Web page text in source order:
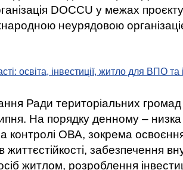
DOCCU у межах
неурядовою
освіта, інвестиції, житло для ВПО
Ради територіальних громад
На порядку денному –
контролі ОВА, зокрема освоєння
життєстійкості, забезпечення
житлом, розроблення